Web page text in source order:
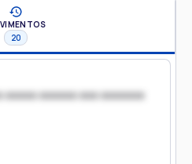
20
xxxxxx xxx xxxxxxx